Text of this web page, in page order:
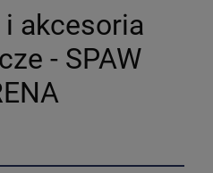
i akcesoria
- SPAW